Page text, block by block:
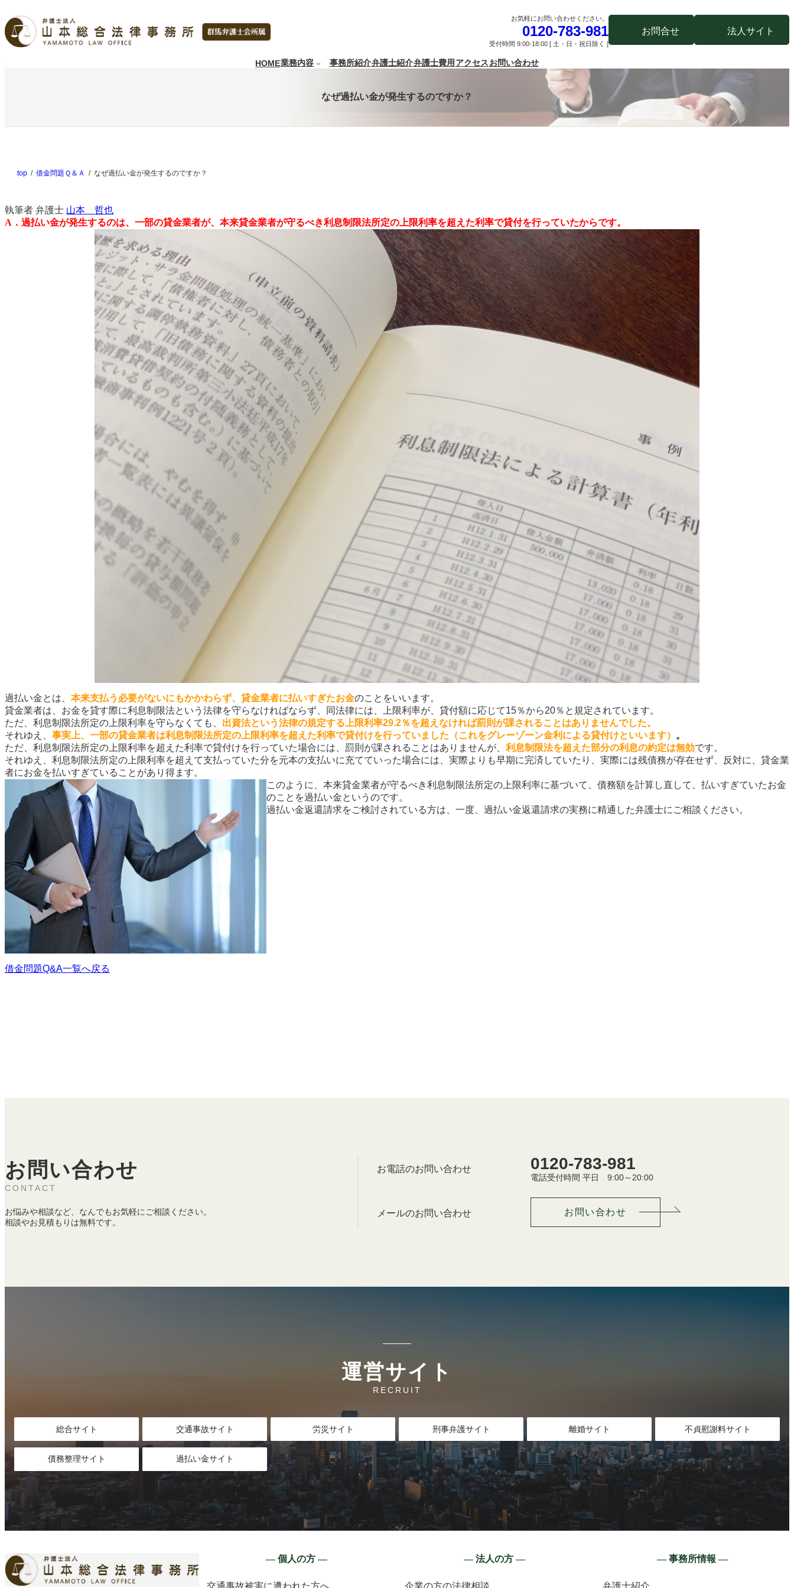
容
を
ス
お気軽にお問い合わせください。
0120-783-981
受付時間 9:00-18:00 [ 土・日・祝日除く ]
お問合せ 法人サイト
HOME業務内容 事務所紹介弁護士紹介弁護士費用 アクセス お問い合わせ
HOME業務内容 事務所紹介 弁護士紹介弁護士費用 アクセスお問い合わせ
なぜ過払い金が発生するのですか？
top 借金問題Ｑ＆Ａ なぜ過払い金が発生するのですか？
執筆者 弁護士 山本 哲也
A．過払い金が発生するのは、一部の貸金業者が、本来貸金業者が守るべき利息制限法所定の上限利率を超えた利率で貸付を行っていたからです。
過払い金とは、 本来支払う必要がないにもかかわらず、貸金業者に払いすぎたお金のことをいいます。
貸金業者は、お金を貸す際に利息制限法という法律を守らなければならず、同法律には、上限利率が、貸付額に応じて15％から20％と規定されています。
ただ、利息制限法所定の上限利率を守らなくても、 出資法という法律の規定する上限利率29.2％を超えなければ罰則が課されることはありませんでした。
それゆえ、 事実上、一部の貸金業者は利息制限法所定の上限利率を超えた利率で貸付けを行っていました（これをグレーゾーン金利による貸付けといいます） 。
ただ、利息制限法所定の上限利率を超えた利率で貸付けを行っていた場合には、罰則が課されることはありませんが、 利息制限法を超えた部分の利息の約定は無効です。
それゆえ、利息制限法所定の上限利率を超えて支払っていた分を元本の支払いに充てていった場合には、実際よりも早期に完済していたり、実際には残債務が存在せず、反対に、貸金業
者にお金を払いすぎていることがあり得ます。
このように、本来貸金業者が守るべき利息制限法所定の上限利率に基づいて、債務額を計算し直して、払いすぎていたお金
のことを過払い金というのです。
過払い金返還請求をご検討されている方は、一度、過払い金返還請求の実務に精通した弁護士にご相談ください。
借金問題Q&A一覧へ戻る
お問い合わせ
CONTACT
お悩みや相談など、なんでもお気軽にご相談ください。
相談やお見積もりは無料です。
お電話のお問い合わせ 0120-783-981
電話受付時間 平日 9:00～20:00
メールのお問い合わせ お問い合わせ
運営サイト
RECRUIT
総合サイト 交通事故サイト 労災サイト 刑事弁護サイト 離婚サイト 不貞慰謝料サイト
債務整理サイト 過払い金サイト
― 個人の方 ―
交通事故被害に遭われた方へ
― 法人の方 ―
企業の方の法律相談
― 事務所情報 ―
弁護士紹介